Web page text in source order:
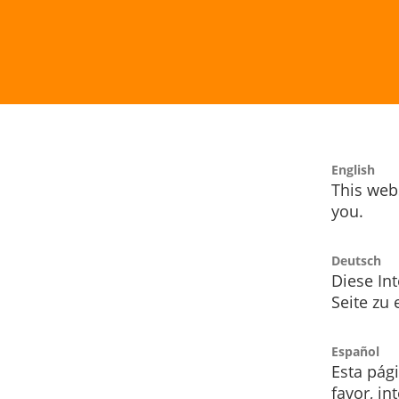
English
This
you.
Deutsch
Diese
Seite zu
Español
Esta
favor,